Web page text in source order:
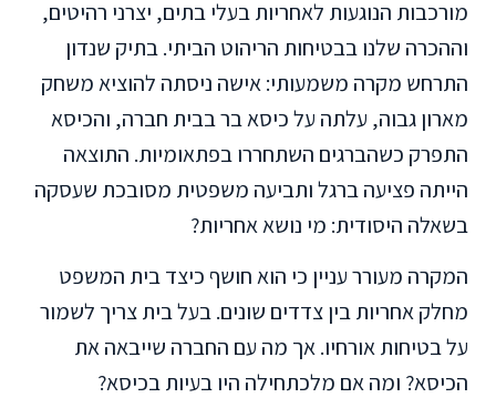
מורכבות הנוגעות לאחריות בעלי בתים, יצרני רהיטים,
וההכרה שלנו בבטיחות הריהוט הביתי. בתיק שנדון
התרחש מקרה משמעותי: אישה ניסתה להוציא משחק
מארון גבוה, עלתה על כיסא בר בבית חברה, והכיסא
התפרק כשהברגים השתחררו בפתאומיות. התוצאה
הייתה פציעה ברגל ותביעה משפטית מסובכת שעסקה
בשאלה היסודית: מי נושא אחריות?
המקרה מעורר עניין כי הוא חושף כיצד בית המשפט
מחלק אחריות בין צדדים שונים. בעל בית צריך לשמור
על בטיחות אורחיו. אך מה עם החברה שייבאה את
הכיסא? ומה אם מלכתחילה היו בעיות בכיסא?